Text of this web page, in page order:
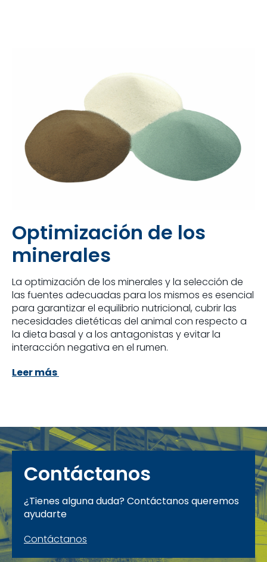
Optimización de los
minerales
La optimización de los minerales y la selección de
las fuentes adecuadas para los mismos es esencial
para garantizar el equilibrio nutricional, cubrir las
necesidades dietéticas del animal con respecto a
la dieta basal y a los antagonistas y evitar la
interacción negativa en el rumen.
Leer más
Contáctanos
¿Tienes alguna duda? Contáctanos queremos
ayudarte
Contáctanos